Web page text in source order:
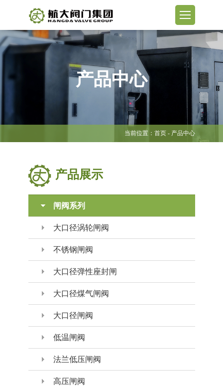
产品中心
当前位置： 首页- 产品中心
产品展示
闸阀系列
大口径涡轮闸阀
不锈钢闸阀
大口径弹性座封闸
大口径煤气闸阀
大口径闸阀
低温闸阀
法兰低压闸阀
高压闸阀